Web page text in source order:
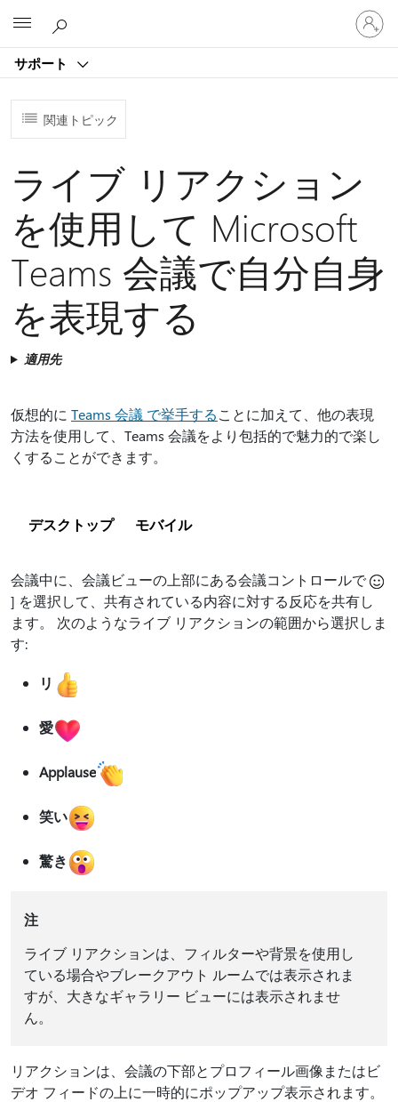
サポート
ア
カ
ウ
イ
ン
す
る
関連トピック
ライブ リアクション
を使用して Microsoft
Teams 会議で自分自身
を表現する
適用先
仮想的に Teams 会議 で挙手することに加えて、他の表現
方法を使用して、Teams 会議をより包括的で魅力的で楽し
くすることができます。
デスクトップ モバイル
会議中に、会議ビューの上部にある会議コントロールで
] を選択して、共有されている内容に対する反応を共有し
ます。 次のようなライブ リアクションの範囲から選択しま
す:
リ
愛
Applause
笑い
驚き
注
ライブ リアクションは、フィルターや背景を使用し
ている場合やブレークアウト ルームでは表示されま
すが、大きなギャラリー ビューには表示されませ
ん。
リアクションは、会議の下部とプロフィール画像またはビ
デオ フィードの上に一時的にポップアップ表示されます。